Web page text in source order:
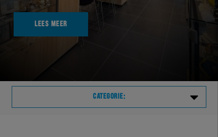
LEES MEER
CATEGORIE: